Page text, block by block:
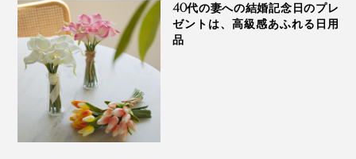
40代の妻への結婚記念日のプレ
ゼントは、高級感あふれる日用
品